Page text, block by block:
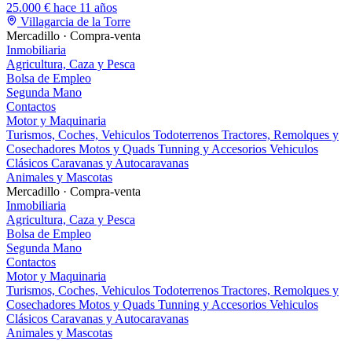
25.000 € hace 11 años
Villagarcia de la Torre
Mercadillo · Compra-venta
Inmobiliaria
Agricultura, Caza y Pesca
Bolsa de Empleo
Segunda Mano
Contactos
Motor y Maquinaria
Turismos, Coches, Vehiculos Todoterrenos Tractores, Remolques y
Cosechadores Motos y Quads Tunning y Accesorios Vehiculos
Clásicos Caravanas y Autocaravanas
Animales y Mascotas
Mercadillo · Compra-venta
Inmobiliaria
Agricultura, Caza y Pesca
Bolsa de Empleo
Segunda Mano
Contactos
Motor y Maquinaria
Turismos, Coches, Vehiculos Todoterrenos Tractores, Remolques y
Cosechadores Motos y Quads Tunning y Accesorios Vehiculos
Clásicos Caravanas y Autocaravanas
Animales y Mascotas